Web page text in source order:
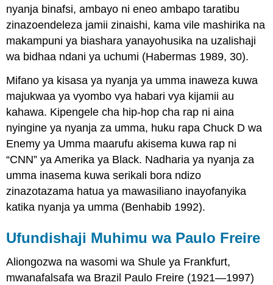
nyanja binafsi, ambayo ni eneo ambapo taratibu
zinazoendeleza jamii zinaishi, kama vile mashirika na
makampuni ya biashara yanayohusika na uzalishaji
wa bidhaa ndani ya uchumi (Habermas 1989, 30).
Mifano ya kisasa ya nyanja ya umma inaweza kuwa
majukwaa ya vyombo vya habari vya kijamii au
kahawa. Kipengele cha hip-hop cha rap ni aina
nyingine ya nyanja za umma, huku rapa Chuck D wa
Enemy ya Umma maarufu akisema kuwa rap ni
“CNN” ya Amerika ya Black. Nadharia ya nyanja za
umma inasema kuwa serikali bora ndizo
zinazotazama hatua ya mawasiliano inayofanyika
katika nyanja ya umma (Benhabib 1992).
Ufundishaji Muhimu wa Paulo Freire
Aliongozwa na wasomi wa Shule ya Frankfurt,
mwanafalsafa wa Brazil Paulo Freire (1921—1997)